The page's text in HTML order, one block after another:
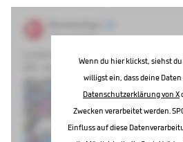
Wenn du hier klickst, siehst
willigst ein, dass deine
Datenschutzerklärung von X
Zwecken verarbeitet werden.
Einfluss auf diese